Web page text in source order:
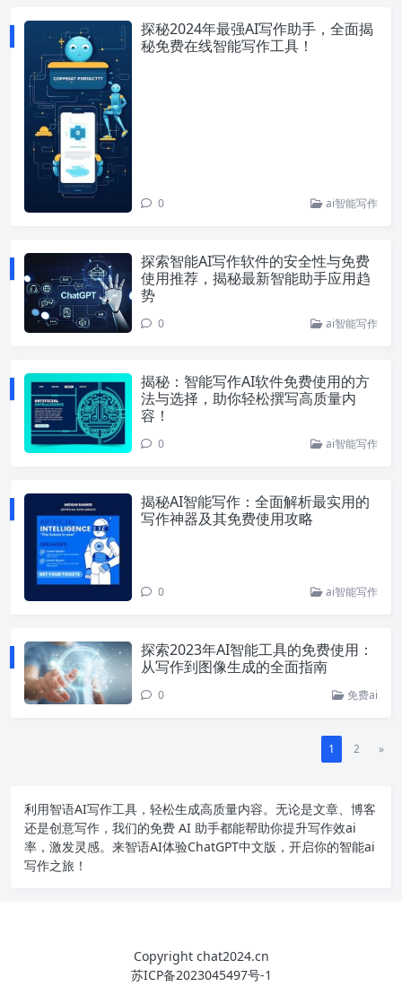
探秘2024年最强AI写作助手，全面揭
秘免费在线智能写作工具！
0 ai智能写作
探索智能AI写作软件的安全性与免费
使用推荐，揭秘最新智能助手应用趋
势
0 ai智能写作
揭秘：智能写作AI软件免费使用的方
法与选择，助你轻松撰写高质量内
容！
0 ai智能写作
揭秘AI智能写作：全面解析最实用的
写作神器及其免费使用攻略
0 ai智能写作
探索2023年AI智能工具的免费使用：
从写作到图像生成的全面指南
0 免费ai
1 2 »
利用智语AI写作工具，轻松生成高质量内容。无论是文章、博客
还是创意写作，我们的免费 AI 助手都能帮助你提升写作效ai
率，激发灵感。来智语AI体验ChatGPT中文版 ，开启你的智能ai
写作之旅！
Copyright chat2024.cn
苏ICP备2023045497号-1